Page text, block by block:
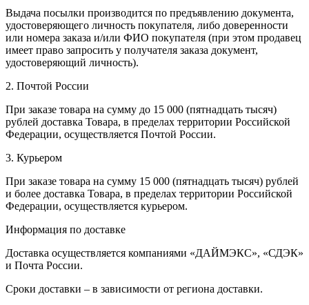
Выдача посылки производится по предъявлению документа,
удостоверяющего личность покупателя, либо доверенности
или номера заказа и/или ФИО покупателя (при этом продавец
имеет право запросить у получателя заказа документ,
удостоверяющий личность).
2. Почтой России
При заказе товара на сумму до 15 000 (пятнадцать тысяч)
рублей доставка Товара, в пределах территории Российской
Федерации, осуществляется Почтой России.
3. Курьером
При заказе товара на сумму 15 000 (пятнадцать тысяч) рублей
и более доставка Товара, в пределах территории Российской
Федерации, осуществляется курьером.
Информация по доставке
Доставка осуществляется компаниями «ДАЙМЭКС», «СДЭК»
и Почта России.
Сроки доставки – в зависимости от региона доставки.